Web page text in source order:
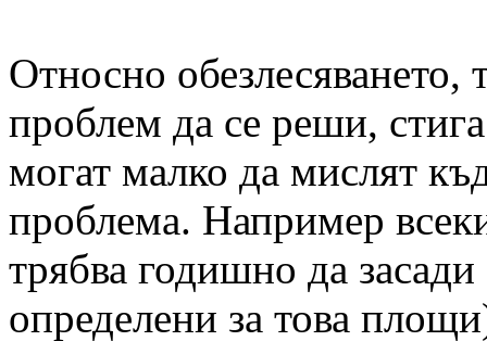
Относно обезлесяването,
проблем да се реши,
могат малко да мислят
проблема. Например
трябва годишно да
определени за това